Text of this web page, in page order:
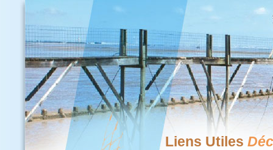
Liens Utiles